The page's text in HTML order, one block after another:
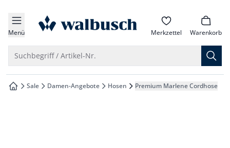
springen
springen
springen
springen
Menü zur Startseite Merkzettel Warenkorb
Suchbegriff / Artikel-Nr.
zur Startseite
Sale Damen-Angebote Hosen Premium Marlene Cordhose